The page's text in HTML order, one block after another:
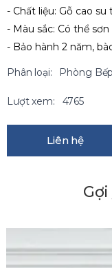
- Chất liệu: Gỗ cao
- Màu sắc: Có thể
- Bảo hành 2 năm,
Phân loại: Phòng Bếp
Lượt xem: 4765
Liên hệ